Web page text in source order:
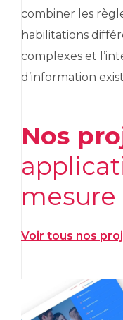
combiner les
habilitations
complexes et
d’information
Nos
mesure
Voir tous nos